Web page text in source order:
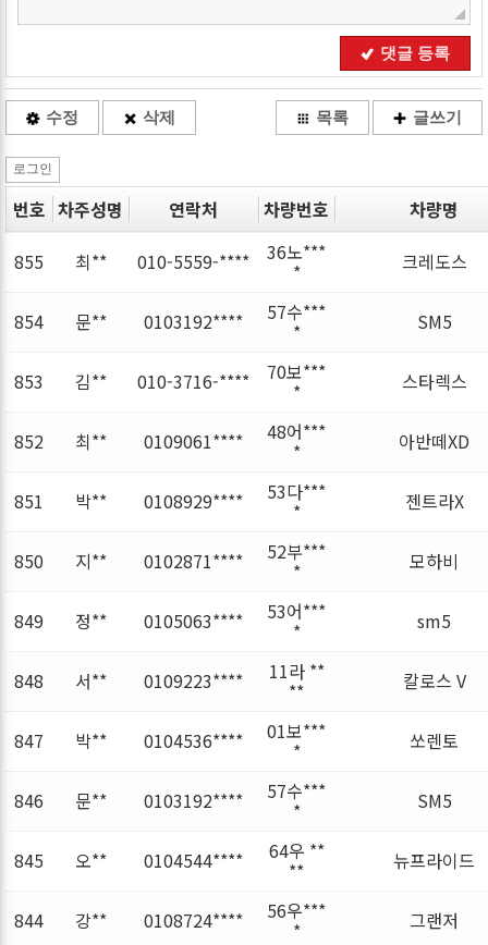
댓글 등록
수정 삭제 목록 글쓰기
로그인
번호 차주성명 연락처 차량번호
차량명
855
최** 010-5559-**** 36노***
* 크레도스
854 문** 0103192**** 57수***
* SM5
853 김** 010-3716-**** 70보***
* 스타렉스
852 최** 0109061**** 48어***
* 아반떼XD
851 박** 0108929**** 53다***
* 젠트라X
850 지** 0102871**** 52부***
* 모하비
849 정** 0105063**** 53어***
* sm5
848 서** 0109223**** 11라 **
** 칼로스 V
847 박** 0104536**** 01보***
* 쏘렌토
846 문** 0103192**** 57수***
* SM5
845 오** 0104544**** 64우 **
** 뉴프라이드
844 강** 0108724**** 56우***
* 그랜저